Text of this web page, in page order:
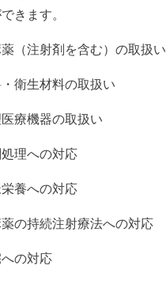
きます。
（注射剤を含む）の取扱い
衛生材料の取扱い
療機器の取扱い
理への対応
養への対応
の持続注射療法への対応
の対応